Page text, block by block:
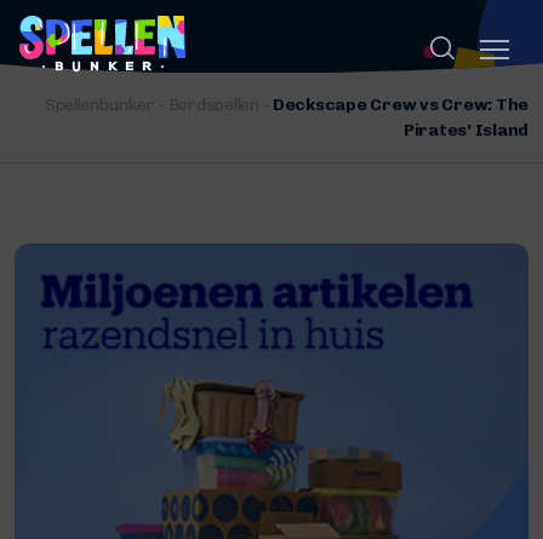
Spellenbunker - Bordspellen - Deckscape Crew vs Crew: The
Pirates’ Island